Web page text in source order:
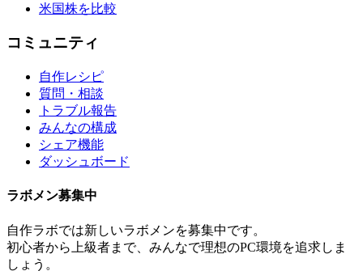
米国株を比較
コミュニティ
自作レシピ
質問・相談
トラブル報告
みんなの構成
シェア機能
ダッシュボード
ラボメン募集中
自作ラボでは新しいラボメンを募集中です。
初心者から上級者まで、みんなで理想のPC環境を追求しま
しょう。